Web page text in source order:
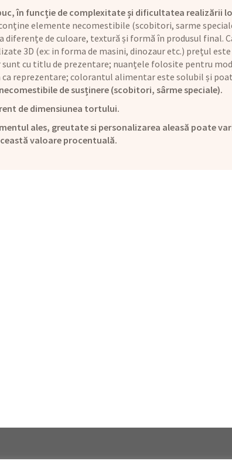
în funcție de complexitate și dificultatea realizării
elemente necomestibile (scobitori, sarme
de culoare, textură și formă în produsul final.
3D (ex: in forma de masini, dinozaur etc.) prețul
cu titlu de prezentare; nuanțele folosite pentru
reprezentare; colorantul alimentar este solubil și
de susținere (scobitori, sârme speciale).
de dimensiunea tortului.
ales, greutate si personalizarea aleasă poate
valoare procentuală.